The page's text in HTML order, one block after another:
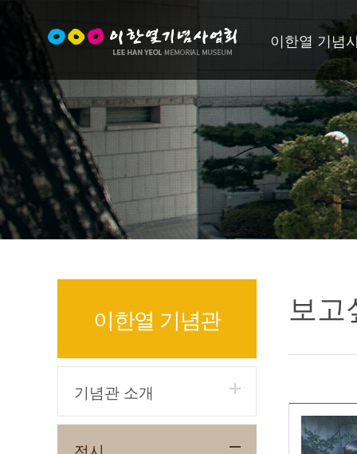
이한열 기념
이한열 기념관
기념관 소개
전시
보